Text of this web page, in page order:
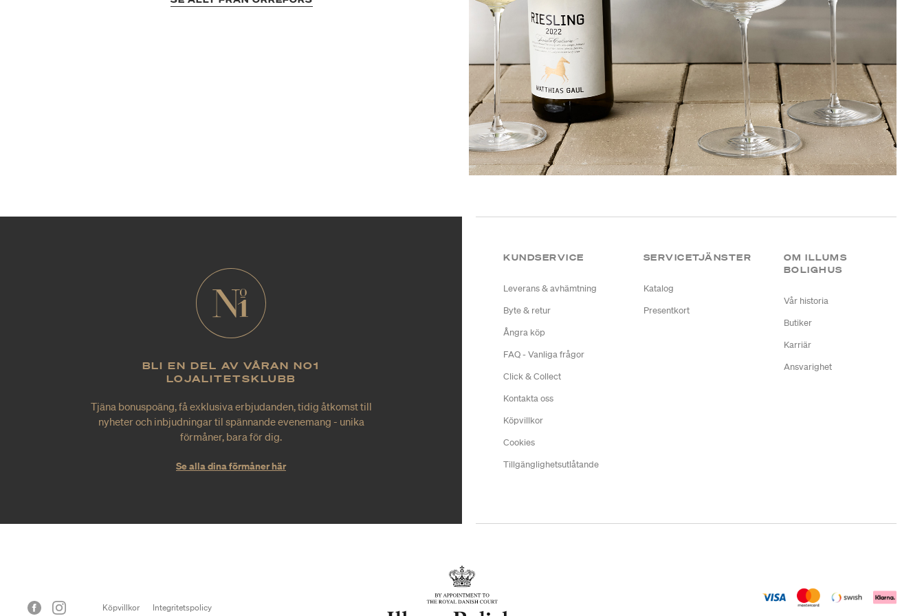
BLI EN DEL AV VÅRAN NO1
LOJALITETSKLUBB
Tjäna bonuspoäng, få exklusiva erbjudanden, tidig åtkomst till
nyheter och inbjudningar til spännande evenemang - unika
förmåner, bara för dig.
Se alla dina förmåner här
KUNDSERVICE
Leverans & avhämtning
Byte & retur
Ångra köp
FAQ - Vanliga frågor
Click & Collect
Kontakta oss
Köpvillkor
Cookies
Tillgänglighetsutlåtande
SERVICETJÄNSTER
Katalog
Presentkort
OM ILLUMS
BOLIGHUS
Vår historia
Butiker
Karriär
Ansvarighet
Köpvillkor Integritetspolicy